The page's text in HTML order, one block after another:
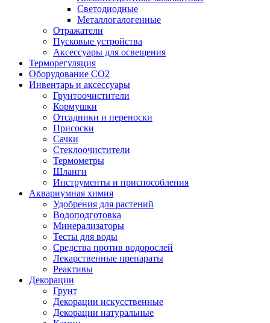
Светодиодные
Металлогалогенные
Отражатели
Пусковые устройства
Аксессуары для освещения
Терморегуляция
Оборудование CO2
Инвентарь и аксессуары
Грунтоочистители
Кормушки
Отсадники и переноски
Присоски
Сачки
Стеклоочистители
Термометры
Шланги
Инструменты и приспособления
Аквариумная химия
Удобрения для растений
Водоподготовка
Минерализаторы
Тесты для воды
Средства против водорослей
Лекарственные препараты
Реактивы
Декорации
Грунт
Декорации искусственные
Декорации натуральные